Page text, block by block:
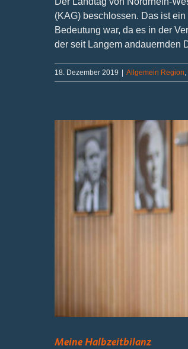
(KAG) beschlossen. Das ist
Bedeutung war, da es in der
der seit Langem andauernden
18. Dezember 2019 Allgemein Region,
Meine Halbzeitbilanz